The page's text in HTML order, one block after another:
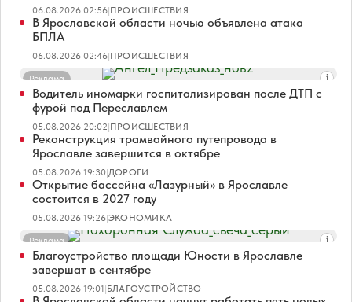
06.08.2026 02:56|ПРОИСШЕСТВИЯ
В Ярославской области ночью объявлена атака
БПЛА
06.08.2026 02:46|ПРОИСШЕСТВИЯ
Реклама
Водитель иномарки госпитализирован после ДТП с
фурой под Переславлем
05.08.2026 20:02|ПРОИСШЕСТВИЯ
Реконструкция трамвайного путепровода в
Ярославле завершится в октябре
05.08.2026 19:30|ДОРОГИ
Открытие бассейна «Лазурный» в Ярославле
состоится в 2027 году
05.08.2026 19:26|ЭКОНОМИКА
Реклама
Благоустройство площади Юности в Ярославле
завершат в сентябре
05.08.2026 19:01|БЛАГОУСТРОЙСТВО